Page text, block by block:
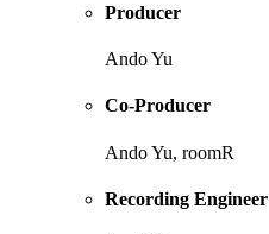
Producer
Ando Yu
Co-Producer
Ando Yu, roomR
Recording Engineer